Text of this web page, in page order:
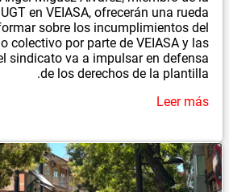
en VEIASA, ofrecerán una rueda
sobre los incumplimientos del
colectivo por parte de VEIASA y las
sindicato va a impulsar en defensa
de los derechos de la plantilla.
Leer más